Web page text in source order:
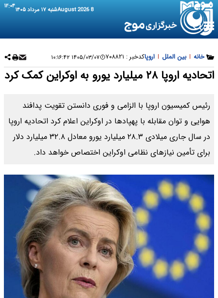
8 August 2026 شنبه ۱۷ مرداد ۱۴۰۵ ۱۲:۰۴
خانه | بین الملل | اروپاکدخبر : ۷۰۸۸۲۱ ۱۴۰۵/۰۳/۰۷ ۱۰:۱۶:۴۲
اتحادیه اروپا ۲۸ میلیارد یورو به اوکراین کمک کرد
رئیس کمیسیون اروپا با الزامی و فوری دانستن تقویت پدافند
هوایی و توان مقابله با پهپادها در اوکراین اعلام کرد اتحادیه اروپا
در سال جاری میلادی ۲۸.۳ میلیارد یورو معادل ۳۲.۸ میلیارد دلار
برای تأمین نیازهای نظامی اوکراین اختصاص خواهد داد.